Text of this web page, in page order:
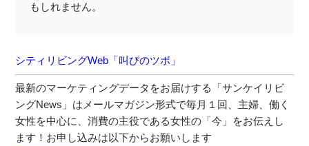
もしれません。
シティリビングWeb「叫びのツボ」
最新のマーケティングデータをお届けする「サンケイリビ
ングNews」はメールマガジン形式で毎月１回、主婦、働く
女性を中心に、消費の主役である女性の「今」をお伝えし
ます！お申し込みは以下からお願いします